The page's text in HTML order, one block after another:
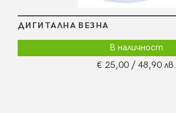
ДИГИТАЛНА ВЕЗНА
В наличност
€ 25,00 / 48,90 лв.